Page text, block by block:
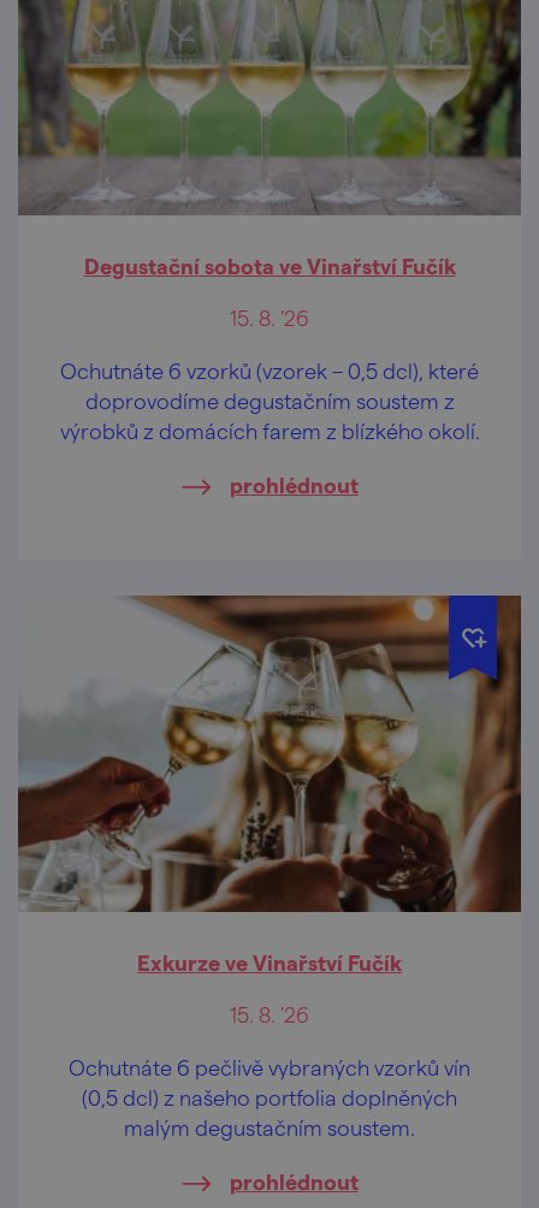
Degustační sobota ve Vinařství Fučík
15. 8. '26
Ochutnáte 6 vzorků (vzorek – 0,5 dcl), které
doprovodíme degustačním soustem z
výrobků z domácích farem z blízkého okolí.
prohlédnout
Exkurze ve Vinařství Fučík
15. 8. '26
Ochutnáte 6 pečlivě vybraných vzorků vín
(0,5 dcl) z našeho portfolia doplněných
malým degustačním soustem.
prohlédnout